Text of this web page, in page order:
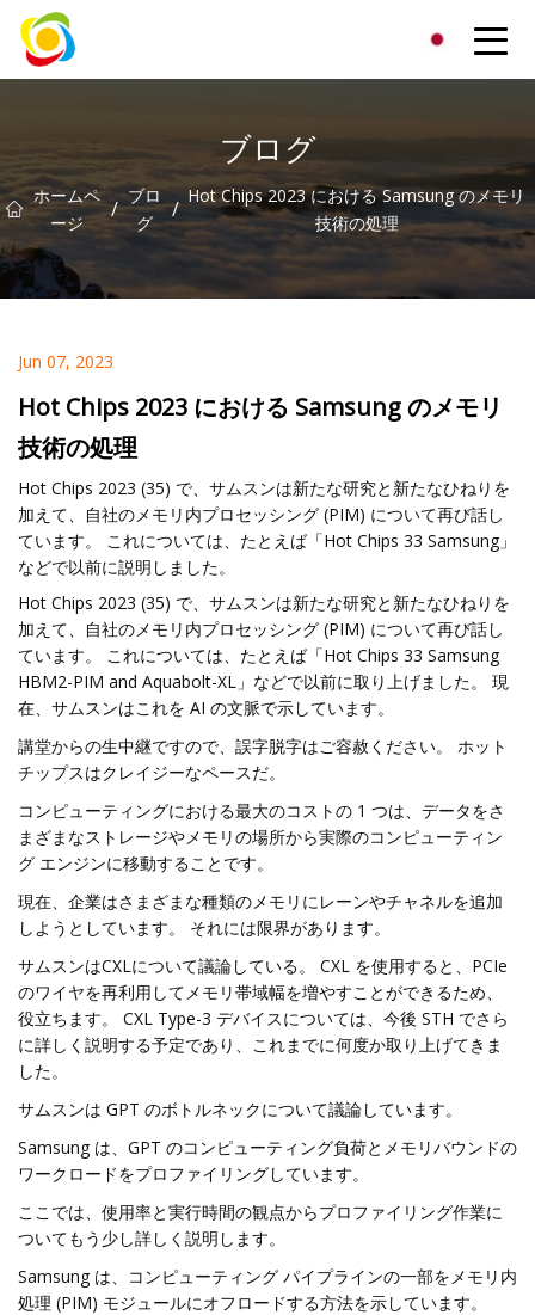
ブログ
ホームペ
ージ
/ ブロ
グ
/ Hot Chips 2023 における Samsung のメモリ
技術の処理
Jun 07, 2023
Hot Chips 2023 における Samsung のメモリ
技術の処理
Hot Chips 2023 (35) で、サムスンは新たな研究と新たなひねりを
加えて、自社のメモリ内プロセッシング (PIM) について再び話し
ています。 これについては、たとえば「Hot Chips 33 Samsung」
などで以前に説明しました。
Hot Chips 2023 (35) で、サムスンは新たな研究と新たなひねりを
加えて、自社のメモリ内プロセッシング (PIM) について再び話し
ています。 これについては、たとえば「Hot Chips 33 Samsung
HBM2-PIM and Aquabolt-XL」などで以前に取り上げました。 現
在、サムスンはこれを AI の文脈で示しています。
講堂からの生中継ですので、誤字脱字はご容赦ください。 ホット
チップスはクレイジーなペースだ。
コンピューティングにおける最大のコストの 1 つは、データをさ
まざまなストレージやメモリの場所から実際のコンピューティン
グ エンジンに移動することです。
現在、企業はさまざまな種類のメモリにレーンやチャネルを追加
しようとしています。 それには限界があります。
サムスンはCXLについて議論している。 CXL を使用すると、PCIe
のワイヤを再利用してメモリ帯域幅を増やすことができるため、
役立ちます。 CXL Type-3 デバイスについては、今後 STH でさら
に詳しく説明する予定であり、これまでに何度か取り上げてきま
した。
サムスンは GPT のボトルネックについて議論しています。
Samsung は、GPT のコンピューティング負荷とメモリバウンドの
ワークロードをプロファイリングしています。
ここでは、使用率と実行時間の観点からプロファイリング作業に
ついてもう少し詳しく説明します。
Samsung は、コンピューティング パイプラインの一部をメモリ内
処理 (PIM) モジュールにオフロードする方法を示しています。